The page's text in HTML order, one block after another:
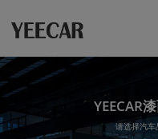
YEECAR
请选择汽车